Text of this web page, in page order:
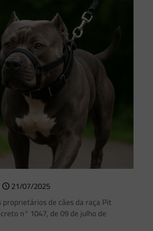
21/07/2025
de cães da raça Pit
n° 1047, de 09 de julho de